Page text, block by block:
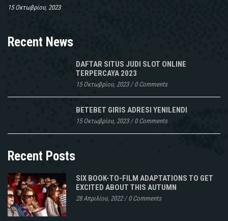
15 Οκτωβρίου, 2023
Recent News
DAFTAR SITUS JUDI SLOT ONLINE
TERPERCAYA 2023
15 Οκτωβρίου, 2023/0 Comments
BETEBET GIRIS ADRESI YENILENDI
15 Οκτωβρίου, 2023/0 Comments
Recent Posts
SIX BOOK-TO-FILM ADAPTATIONS TO GET
EXCITED ABOUT THIS AUTUMN
28 Απριλίου, 2022/0 Comments